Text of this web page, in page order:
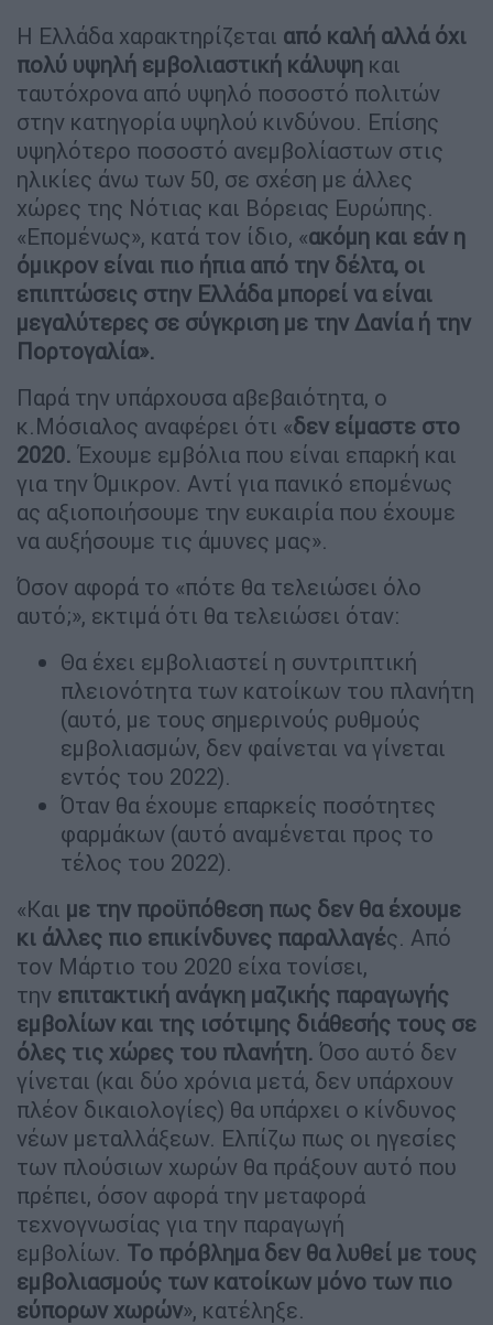
Η Ελλάδα χαρακτηρίζεται από καλή αλλά όχι
πολύ υψηλή εμβολιαστική κάλυψη και
ταυτόχρονα από υψηλό ποσοστό πολιτών
στην κατηγορία υψηλού κινδύνου. Επίσης
υψηλότερο ποσοστό ανεμβολίαστων στις
ηλικίες άνω των 50, σε σχέση με άλλες
χώρες της Νότιας και Βόρειας Ευρώπης.
«Επομένως», κατά τον ίδιο, «ακόμη και εάν η
όμικρον είναι πιο ήπια από την δέλτα, οι
επιπτώσεις στην Ελλάδα μπορεί να είναι
μεγαλύτερες σε σύγκριση με την Δανία ή την
Πορτογαλία».
Παρά την υπάρχουσα αβεβαιότητα, ο
κ.Μόσιαλος αναφέρει ότι «δεν είμαστε στο
2020. Έχουμε εμβόλια που είναι επαρκή και
για την Όμικρον. Αντί για πανικό επομένως
ας αξιοποιήσουμε την ευκαιρία που έχουμε
να αυξήσουμε τις άμυνες μας».
Όσον αφορά το «πότε θα τελειώσει όλο
αυτό;», εκτιμά ότι θα τελειώσει όταν:
Θα έχει εμβολιαστεί η συντριπτική
πλειονότητα των κατοίκων του πλανήτη
(αυτό, με τους σημερινούς ρυθμούς
εμβολιασμών, δεν φαίνεται να γίνεται
εντός του 2022).
Όταν θα έχουμε επαρκείς ποσότητες
φαρμάκων (αυτό αναμένεται προς το
τέλος του 2022).
«Και με την προϋπόθεση πως δεν θα έχουμε
κι άλλες πιο επικίνδυνες παραλλαγές. Από
τον Μάρτιο του 2020 είχα τονίσει,
την επιτακτική ανάγκη μαζικής παραγωγής
εμβολίων και της ισότιμης διάθεσής τους σε
όλες τις χώρες του πλανήτη. Όσο αυτό δεν
γίνεται (και δύο χρόνια μετά, δεν υπάρχουν
πλέον δικαιολογίες) θα υπάρχει ο κίνδυνος
νέων μεταλλάξεων. Ελπίζω πως οι ηγεσίες
των πλούσιων χωρών θα πράξουν αυτό που
πρέπει, όσον αφορά την μεταφορά
τεχνογνωσίας για την παραγωγή
εμβολίων. Το πρόβλημα δεν θα λυθεί με τους
εμβολιασμούς των κατοίκων μόνο των πιο
εύπορων χωρών», κατέληξε.